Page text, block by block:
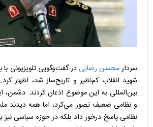
سردارمحسن رضایی در گفت‌وگویی تلویزیونی با
شهید انقلاب کم‌نظیر و تاریخ‌ساز شد، اظهار
بین‌المللی به این موضوع اذعان کردند. دشمن،
و نظامی ضعیف تصور می‌کرد، اما همه دیدند ملت
نظامی پاسخ درخور داد بلکه در حوزه سیاسی نیز